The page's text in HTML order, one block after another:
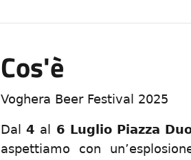
Cos'è
Voghera Beer Festival 2025
Dal4 al 6 Luglio Piazza
aspettiamo con